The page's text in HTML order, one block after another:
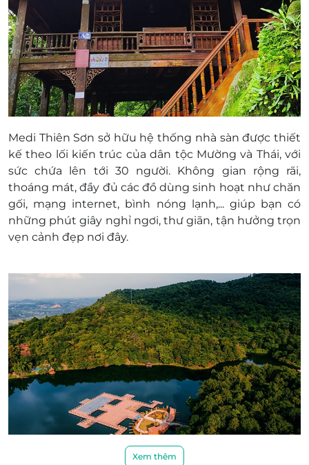
Medi Thiên Sơn sở hữu hệ thống nhà sàn được thiết
kế theo lối kiến trúc của dân tộc Mường và Thái, với
sức chứa lên tới 30 người. Không gian rộng rãi,
thoáng mát, đầy đủ các đồ dùng sinh hoạt như chăn
gối, mạng internet, bình nóng lạnh,... giúp bạn có
những phút giây nghỉ ngơi, thư giãn, tận hưởng trọn
vẹn cảnh đẹp nơi đây.
Xem thêm